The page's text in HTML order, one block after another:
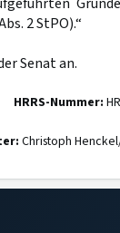
2 StPO).“
Senat an.
HRRS-Nummer:
Christoph